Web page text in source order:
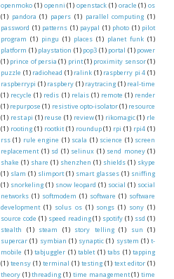
openmoko (1) openni (1) openstack (1) oracle (1) os
(1) pandora (1) papers (1) parallel computing (1)
password (1) patterns (1) paypal (1) photo (1) pilot
program (1) pingu (1) places (1) planet funk (1)
platform (1) playstation (1) pop3 (1) portal (1) power
(1) prince of persia (1) print (1) proximity sensor (1)
puzzle (1) radiohead (1) ralink (1) raspberry pi 4 (1)
raspberrypi (1) raspbery (1) raytracing (1) real-time
(1) recycle (1) redis (1) relais (1) remote (1) render
(1) repurpose (1) resistive opto-isolator (1) resource
(1) rest api (1) reuse (1) review (1) rikomagic (1) rle
(1) rooting (1) rootkit (1) roundup (1) rpi (1) rpi4 (1)
rss (1) rule engine (1) scala (1) science (1) screen
replacement (1) sd (1) selinux (1) send money (1)
shake (1) share (1) shenzhen (1) shields (1) skype
(1) slam (1) slimport (1) smart glasses (1) sniffing
(1) snorkeling (1) snow leopard (1) social (1) social
networks (1) softmodem (1) software (1) software
development (1) solus os (1) songs (1) sony (1)
source code (1) speed reading (1) spotify (1) ssd (1)
stealth
(1) steam (1) story telling (1) sun
(1)
supercar (1) symbian (1) synaptic (1) system (1) t-
mobile (1) tabjuggler (1) tablet (1) tabs (1) tapping
(1) teensy (1) terminal (1) testing (1) text editor (1)
theory (1) threading (1) time management (1) time